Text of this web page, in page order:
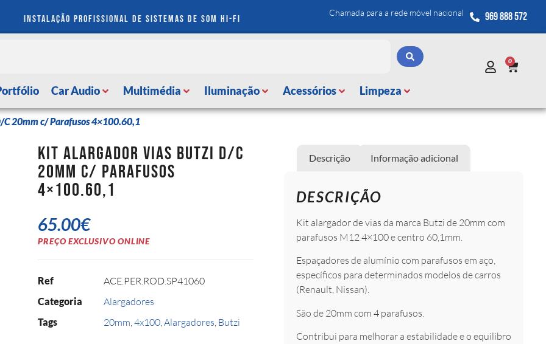
instalação profissional de sistemas de som hi-fi
Chamada para a rede móvel nacional 969 888 572
Car Audio Multimédia Iluminação Acessórios Limpeza
0
20mm c/ Parafusos 4×100.60,1
Kit Alargador Vias Butzi D/C
20mm c/ Parafusos
4×100.60,1
65.00€
PREÇO EXCLUSIVO ONLINE
Ref ACE.PER.ROD.SP41060
Categoria Alargadores
Tags 20mm ,4x100 ,Alargadores Butzi
Descrição Informação adicional
DESCRIÇÃO
Kit alargador de vias da marca Butzi de 20mm com
parafusos M12 4×100 e centro 60,1mm.
Espaçadores de alumínio com parafusos em aço,
específicos para determinados modelos de carros
(Renault, Nissan).
São de 20mm com 4 parafusos.
Contribui para melhorar a estabilidade e o equilibro